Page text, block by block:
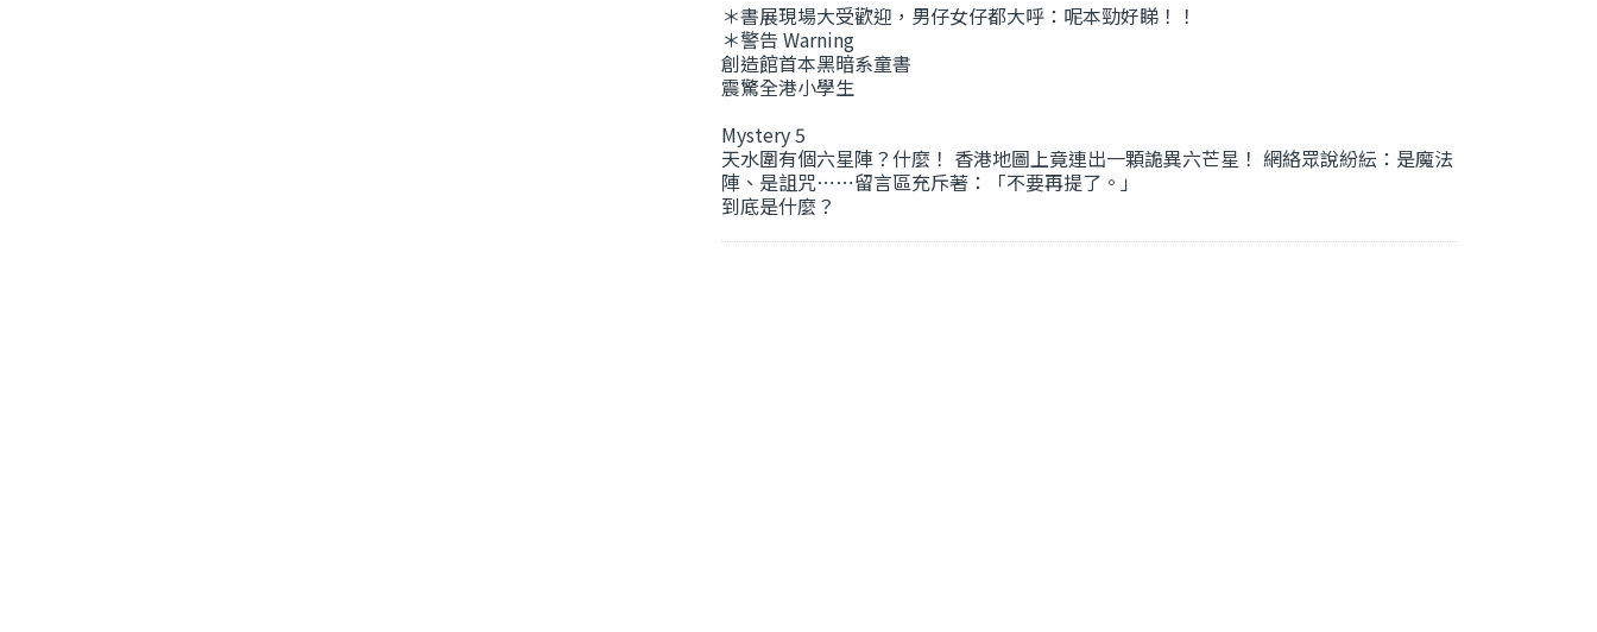
＊書展現場大受歡迎，男仔女仔都大呼：呢本勁好睇！！
＊警告 Warning
創造館首本黑暗系童書
震驚全港小學生
Mystery 5
天水圍有個六星陣？什麼！ 香港地圖上竟連出一顆詭異六芒星！ 網絡眾說紛紜：是魔法
陣、是詛咒⋯⋯留言區充斥著：「不要再提了。」
到底是什麼？